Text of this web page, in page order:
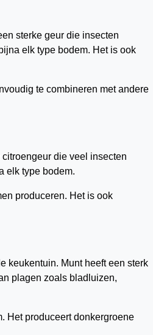
sterke geur die insecten
elk type bodem. Het is ook
te combineren met andere
die veel insecten
elk type bodem.
produceren. Het is ook
keukentuin. Munt heeft een sterk
plagen zoals bladluizen,
Het produceert donkergroene